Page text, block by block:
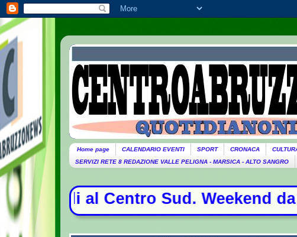
Home page CALENDARIO EVENTI SPORT CRONACA
SERVIZI RETE 8 REDAZIONE VALLE PELIGNA - MARSICA - ALTO SANGRO
Weekend da bollino nero